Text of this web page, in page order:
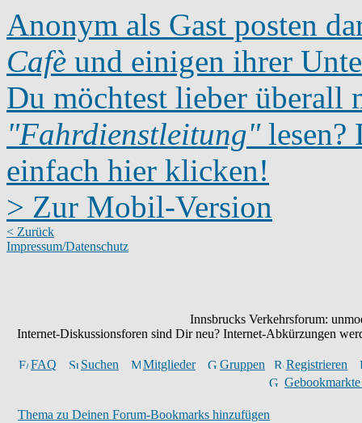
Anonym als Gast posten
Cafè und einigen ihrer
Du möchtest lieber überall
"Fahrdienstleitung"lesen?
einfach hier klicken!
> Zur Mobil-Version
< Zurück
Impressum/Datenschutz
Innsbrucks Verkehrsforum:
Internet-Diskussionsforen sind Dir neu? Internet-Abkürzungen
FAQ Suchen Mitglieder Gruppen
Registrieren
Thema zu Deinen Forum-Bookmarks hinzufügen